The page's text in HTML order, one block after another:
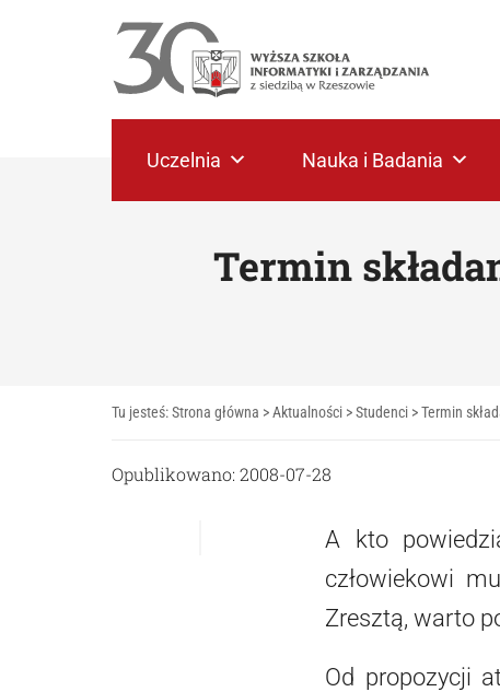
Uczelnia Nauka i Badania
Termin
Tu jesteś:Strona główna >Aktualności >Studenci >Termin
Opublikowano: 2008-07-28
A kto
człowiekowi
Zresztą, warto
Od propozycji